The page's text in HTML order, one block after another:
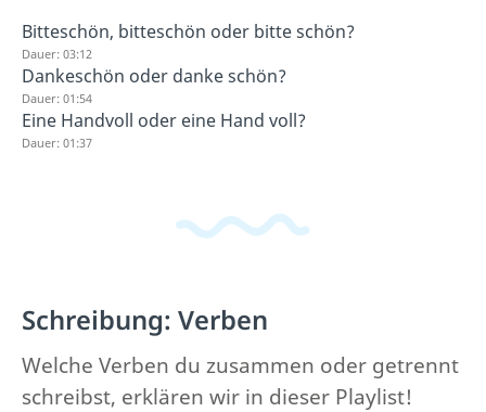
Bitteschön, bitteschön oder bitte schön?
Dauer: 03:12
Dankeschön oder danke schön?
Dauer: 01:54
Eine Handvoll oder eine Hand voll?
Dauer: 01:37
Schreibung: Verben
Welche Verben du zusammen oder getrennt
schreibst, erklären wir in dieser Playlist!